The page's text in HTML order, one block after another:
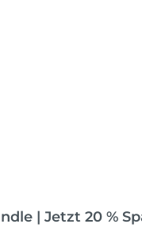
| Jetzt 20 %